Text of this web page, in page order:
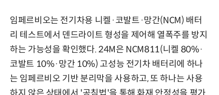
임페르비오는 전기차용 니켈·코발트·망간(NCM) 배터
리 테스트에서 덴드라이트 형성을 제어해 열폭주를 방지
하는 가능성을 확인했다. 24M은 NCM811(니켈 80%·
코발트 10%·망간 10%) 고성능 전기차 배터리에 하나
는 임페르비오 기반 분리막을 사용하고, 또 하나는 사용